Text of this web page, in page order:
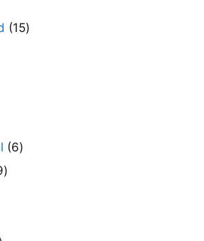
1515
66
19